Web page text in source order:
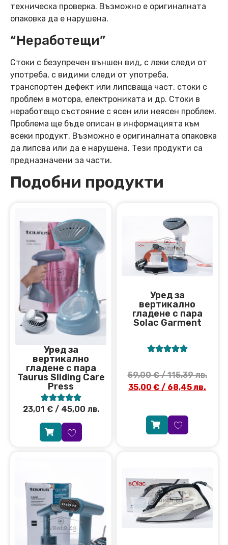
техническа проверка. Възможно е оригиналната
опаковка да е нарушена.
“Неработещи”
Стоки с безупречен външен вид, с леки следи от
употреба, с видими следи от употреба,
транспортен дефект или липсваща част, стоки с
проблем в мотора, електрониката и др. Стоки в
неработещо състояние с ясен или неясен проблем.
Проблема ще бъде описан в информацията към
всеки продукт. Възможно е оригиналната опаковка
да липсва или да е нарушена. Тези продукти са
предназначени за части.
Подобни продукти
Уред за
вертикално
гладене с пара
Taurus Sliding Care
Press

23,01 €/ 45,00 лв.
Уред за
вертикално
гладене с пара
Solac Garment

59,00€/ 115,39 лв.
35,00 € / 68,45 лв.